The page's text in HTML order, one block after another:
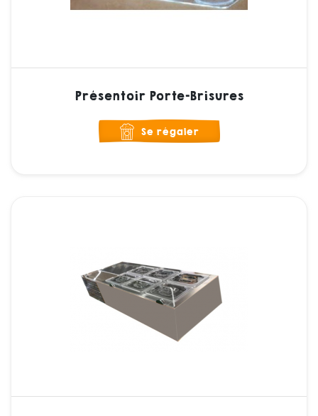
Présentoir Porte-Brisures
Se régaler